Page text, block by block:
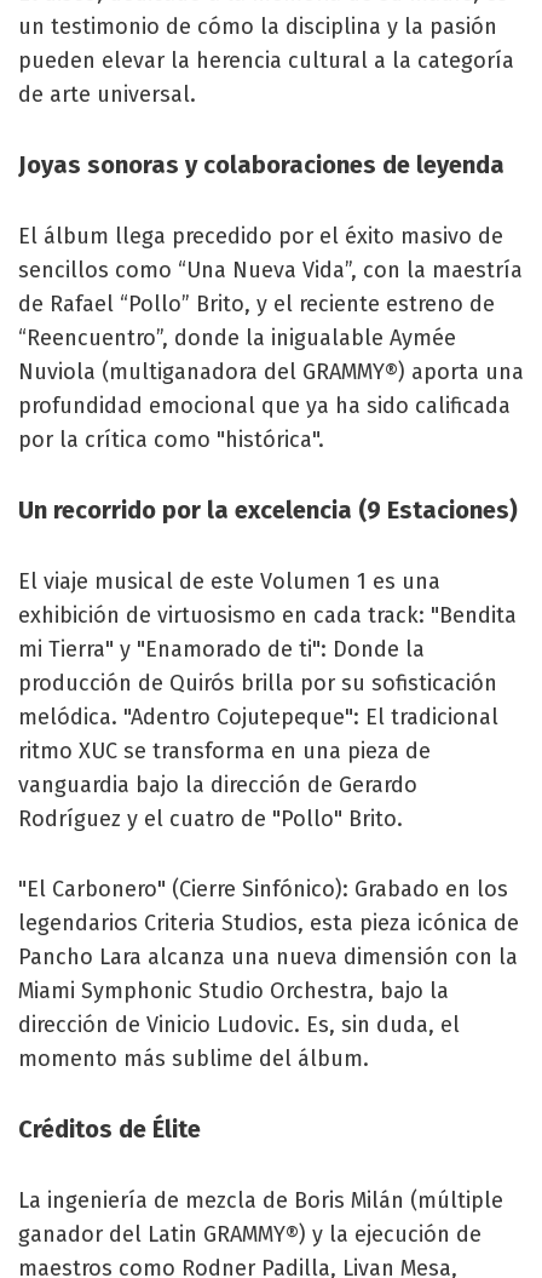
un testimonio de cómo la disciplina y la pasión
pueden elevar la herencia cultural a la categoría
de arte universal.
Joyas sonoras y colaboraciones de leyenda
El álbum llega precedido por el éxito masivo de
sencillos como “Una Nueva Vida”, con la maestría
de Rafael “Pollo” Brito, y el reciente estreno de
“Reencuentro”, donde la inigualable Aymée
Nuviola (multiganadora del GRAMMY®) aporta una
profundidad emocional que ya ha sido calificada
por la crítica como "histórica".
Un recorrido por la excelencia (9 Estaciones)
El viaje musical de este Volumen 1 es una
exhibición de virtuosismo en cada track: "Bendita
mi Tierra" y "Enamorado de ti": Donde la
producción de Quirós brilla por su sofisticación
melódica. "Adentro Cojutepeque": El tradicional
ritmo XUC se transforma en una pieza de
vanguardia bajo la dirección de Gerardo
Rodríguez y el cuatro de "Pollo" Brito.
"El Carbonero" (Cierre Sinfónico): Grabado en los
legendarios Criteria Studios, esta pieza icónica de
Pancho Lara alcanza una nueva dimensión con la
Miami Symphonic Studio Orchestra, bajo la
dirección de Vinicio Ludovic. Es, sin duda, el
momento más sublime del álbum.
Créditos de Élite
La ingeniería de mezcla de Boris Milán (múltiple
ganador del Latin GRAMMY®) y la ejecución de
maestros como Rodner Padilla, Livan Mesa,